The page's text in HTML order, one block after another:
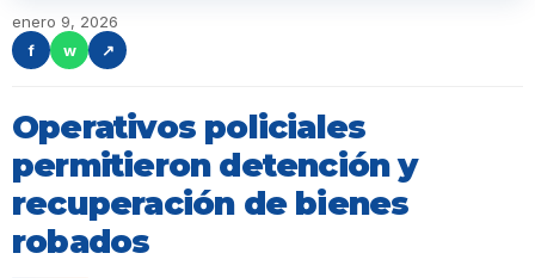
enero 9, 2026
f
w ↗
Operativos policiales
permitieron detención y
recuperación de bienes
robados